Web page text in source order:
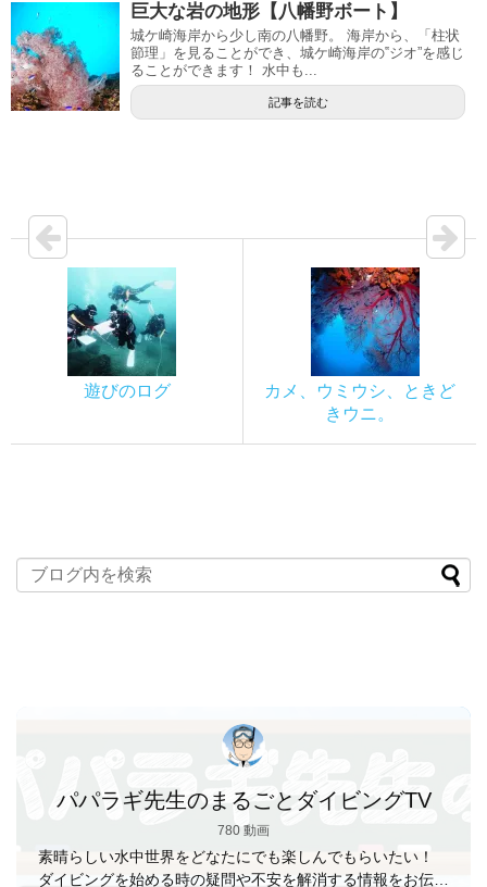
巨大な岩の地形【八幡野ボート】
城ケ崎海岸から少し南の八幡野。 海岸から、「柱状
節理」を見ることができ、城ケ崎海岸の‟ジオ”を感じ
ることができます！ 水中も...
記事を読む
遊びのログ
カメ、ウミウシ、ときど
きウニ。
パパラギ先生のまるごとダイビングTV
780 動画
素晴らしい水中世界をどなたにでも楽しんでもらいたい！
ダイビングを始める時の疑問や不安を解消する情報をお伝え